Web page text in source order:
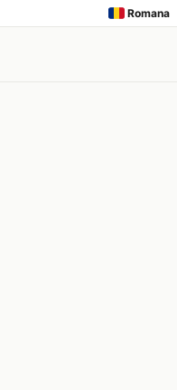
Romana